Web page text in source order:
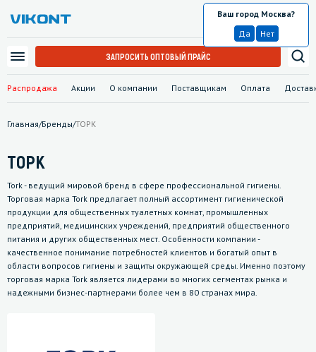
Распродажа Акции О компании Поставщикам Оплата
Москва
Ваш город Москва?
Да
Нет
ЗАПРОСИТЬ ОПТОВЫЙ ПРАЙС
Главная/Бренды/ТОРК
ТОРК
Tork - ведущий мировой бренд в сфере профессиональной гигиены.
Торговая марка Tork предлагает полный ассортимент гигиенической
продукции для общественных туалетных комнат, промышленных
предприятий, медицинских учреждений, предприятий общественного
питания и других общественных мест. Особенности компании -
качественное понимание потребностей клиентов и богатый опыт в
области вопросов гигиены и защиты окружающей среды. Именно поэтому
торговая марка Tork является лидерами во многих сегментах рынка и
надежными бизнес-партнерами более чем в 80 странах мира.